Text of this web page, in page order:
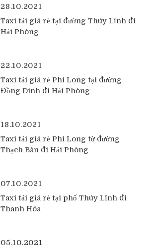
28.10.2021
Taxi tải giá rẻ tại đường Thúy Lĩnh đi
Hải Phòng
22.10.2021
Taxi tải giá rẻ Phi Long tại đường
Đồng Dinh đi Hải Phòng
18.10.2021
Taxi tải giá rẻ Phi Long từ đường
Thạch Bàn đi Hải Phòng
07.10.2021
Taxi tải giá rẻ tại phố Thúy Lĩnh đi
Thanh Hóa
05.10.2021